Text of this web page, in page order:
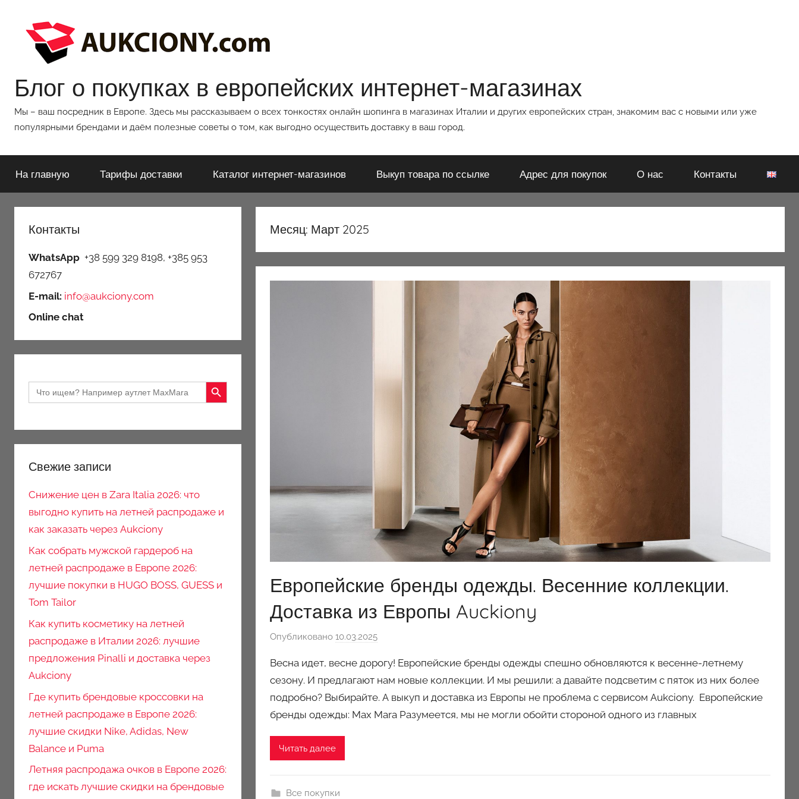
содержимому
Блог о покупках в европейских интернет-магазинах
Мы – ваш посредник в Европе. Здесь мы рассказываем о всех тонкостях онлайн шопинга в магазинах Италии и других европейских стран, знакомим вас с новыми или уже
популярными брендами и даём полезные советы о том, как выгодно осуществить доставку в ваш город.
На главную Тарифы доставки Каталог интернет-магазинов Выкуп товара по ссылке Адрес для покупок О нас Контакты
Месяц: Март 2025
Европейские бренды одежды. Весенние коллекции.
Доставка из Европы Auckiony
Опубликовано 10.03.2025а
т
о
р
о
Весна идет, весне дорогу! Европейские бренды одежды спешно обновляются к весенне-летнему
сезону. И предлагают нам новые коллекции. И мы решили: а давайте подсветим с пяток из них более
подробно? Выбирайте. А выкуп и доставка из Европы не проблема с сервисом Aukciony. Европейские
бренды одежды: Max Mara Разумеется, мы не могли обойти стороной одного из главных
Читать далее
Все покупки
Контакты
WhatsApp +38 599 329 8198, +385 953
672767
E-mail: info@aukciony.com
Online chat
Search
for:
Search Button
Свежие записи
Снижение цен в Zara Italia 2026: что
выгодно купить на летней распродаже и
как заказать через Aukciony
Как собрать мужской гардероб на
летней распродаже в Европе 2026:
лучшие покупки в HUGO BOSS, GUESS и
Tom Tailor
Как купить косметику на летней
распродаже в Италии 2026: лучшие
предложения Pinalli и доставка через
Aukciony
Где купить брендовые кроссовки на
летней распродаже в Европе 2026:
лучшие скидки Nike, Adidas, New
Balance и Puma
Летняя распродажа очков в Европе 2026:
где искать лучшие скидки на брендовые